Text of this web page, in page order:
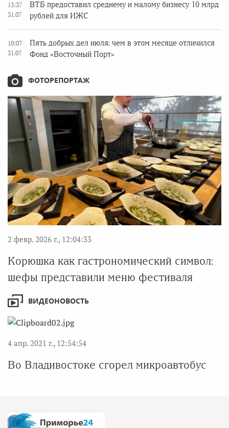
13:37
31.07
ВТБ предоставил среднему и малому бизнесу 10 млрд
рублей для ИЖС
10:07
31.07
Пять добрых дел июля: чем в этом месяце отличился
Фонд «Восточный Порт»
ФОТОРЕПОРТАЖ
2 февр. 2026 г., 12:04:33
Корюшка как гастрономический символ:
шефы представили меню фестиваля
ВИДЕОНОВОСТЬ
4 апр. 2021 г., 12:54:54
Во Владивостоке сгорел микроавтобус